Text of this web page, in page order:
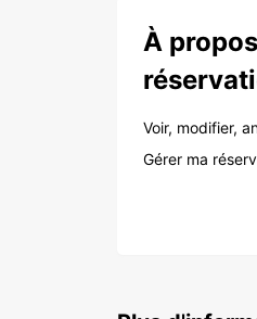
À
Voir, modifier,
Gérer ma